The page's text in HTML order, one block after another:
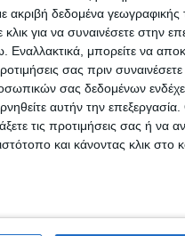
ακριβή δεδομένα
για να συναινέσετε στην
μπορείτε να
σας πριν
σας δεδομένων
αυτήν την
τις προτιμήσεις σας ή να
και κάνοντας κλικ